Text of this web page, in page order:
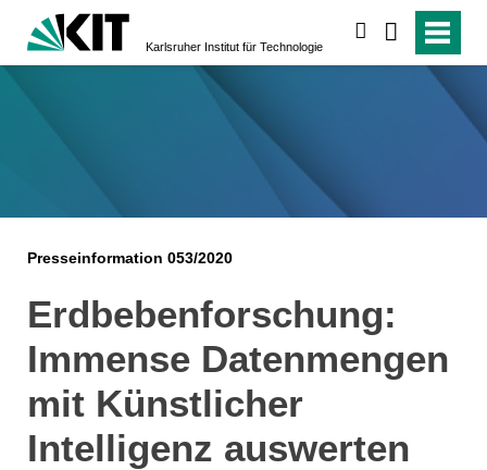
Karlsruher Institut für Technologie
Presseinformation 053/2020
Erdbebenforschung:
Immense Datenmengen
mit Künstlicher
Intelligenz auswerten